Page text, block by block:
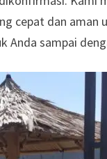
cepat dan aman
Anda sampai